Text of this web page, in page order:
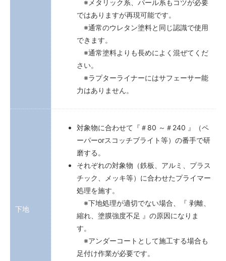
※メタリック系、パール系もコツが必要
ではありますが再現可能です。
※通常のウレタン塗料と同じ認識で使用
できます。
※通常塗料よりも長めによく混ぜてくだ
さい。
※ラプターライナーにはサフェーサー能
力はありません。
下地
対象物に合わせて『＃80 ～＃240 』（ペ
ーパーorスコッチブライト等）の番手で研
磨する。
それぞれの対象物（鉄板、アルミ、プラス
チック、メッキ等）に合わせたプライマー
処理を施す。
※下地処理が適切でない場合、『 剥離、
縮れ、塗膜強度不足 』の原因になりま
す。
※アンダーコートとして施工する場合も
足付け作業が必要です。